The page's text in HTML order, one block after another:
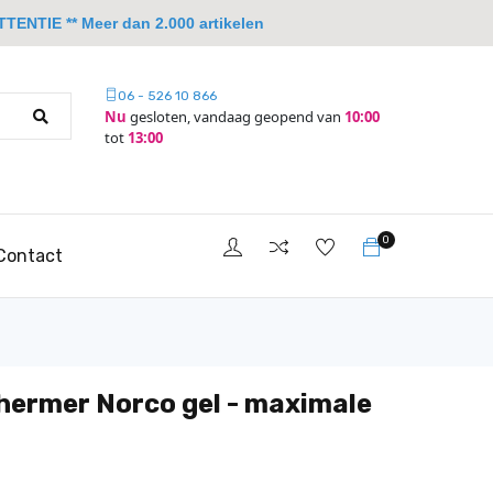
06 - 526 10 866
Nu gesloten, vandaag geopend van 10:00
tot 13:00
0
Norco gel - maximale
** Meer dan 2.000 artikelen